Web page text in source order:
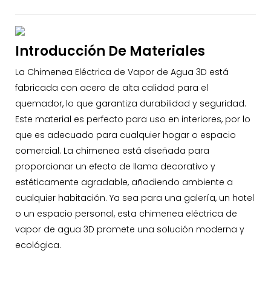
Introducción De Materiales
La Chimenea Eléctrica de Vapor de Agua 3D está
fabricada con acero de alta calidad para el
quemador, lo que garantiza durabilidad y seguridad.
Este material es perfecto para uso en interiores, por lo
que es adecuado para cualquier hogar o espacio
comercial. La chimenea está diseñada para
proporcionar un efecto de llama decorativo y
estéticamente agradable, añadiendo ambiente a
cualquier habitación. Ya sea para una galería, un hotel
o un espacio personal, esta chimenea eléctrica de
vapor de agua 3D promete una solución moderna y
ecológica.